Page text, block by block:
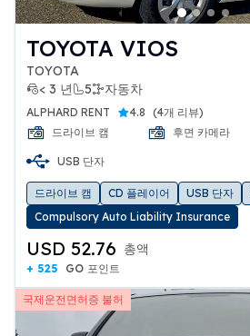
TOYOTA VIOS
TOYOTA
< 3 년
5 자동차
보험 1종 포함
ALPHARD RENT 4.8 (4개 리뷰)
드라이브 캠
후면 카메라
USB 단자
드라이브 캠 CD 플레이어 USB 단자
Compulsory Auto Liability Insurance
USD 52.76 총액
+ 525 GO 포인트
국제운전면허증 불허